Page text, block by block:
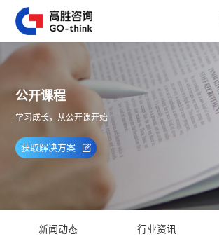
公开课程
学习成长，从公开课开始
获取解决方案
新闻动态 行业资讯